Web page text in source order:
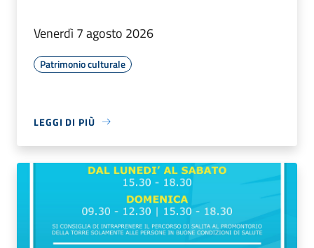
Venerdì 7 agosto 2026
Patrimonio culturale
LEGGI DI PIÙ